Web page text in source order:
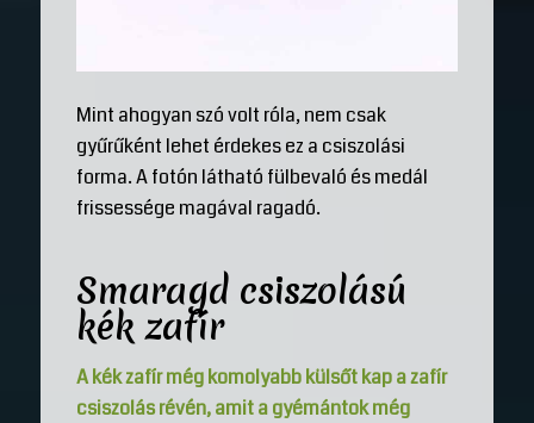
Mint ahogyan szó volt róla, nem csak
gyűrűként lehet érdekes ez a csiszolási
forma. A fotón látható fülbevaló és medál
frissessége magával ragadó.
Smaragd csiszolású
kék zafír
A kék zafír még komolyabb külsőt kap a zafír
csiszolás révén, amit a gyémántok még